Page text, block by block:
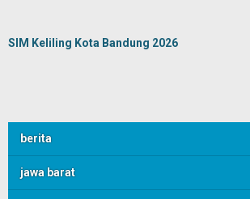
SIM Keliling Kota Bandung 2026
berita
jawa barat